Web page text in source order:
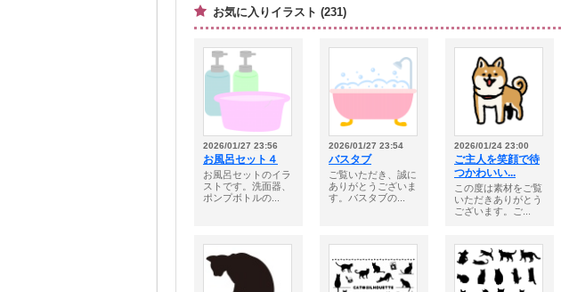
お気に入りイラスト (231)
2026/01/27 23:56
お風呂セット４
お風呂セットのイラ
ストです。洗面器、
ポンプボトルの...
2026/01/27 23:54
バスタブ
ご覧いただき、誠に
ありがとうございま
す。バスタブの...
2026/01/24 23:00
ご主人を笑顔で待
つかわいい...
この度は素材をご覧
いただきありがとう
ございます。ご...